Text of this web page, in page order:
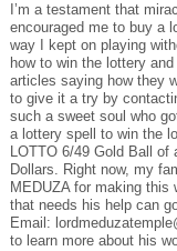
I’m a testament that
encouraged me to buy a
way I kept on playing
how to win the lottery
articles saying how they
to give it a try by
such a sweet soul who
a lottery spell to win the
LOTTO 6/49 Gold Ball of
Dollars. Right now, my
MEDUZA for making
that needs his help can
Email:
to learn more about his